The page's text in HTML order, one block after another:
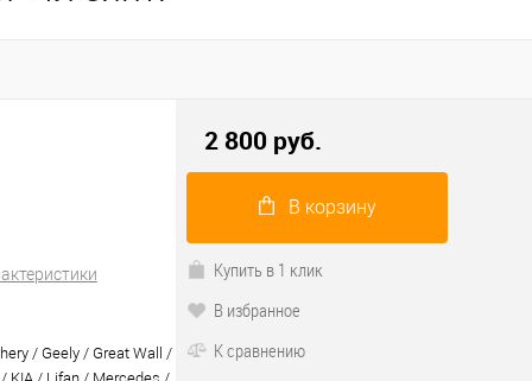
/ Geely / Great Wall /
2 800 руб.
В корзину
Купить в 1 клик
В избранное
К сравнению